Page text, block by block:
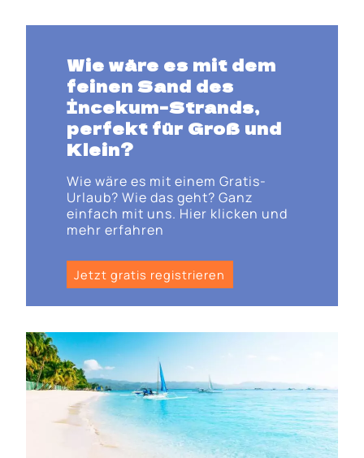
Wie wäre es mit dem
feinen Sand des
İncekum-Strands,
perfekt für Groß und
Klein?
Wie wäre es mit einem Gratis-
Urlaub? Wie das geht? Ganz
einfach mit uns. Hier klicken und
mehr erfahren
Jetzt gratis registrieren